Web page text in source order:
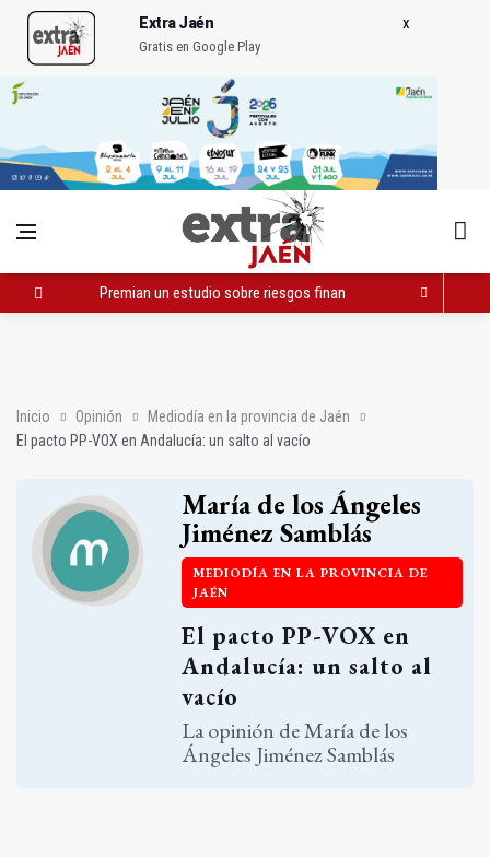
Extra Jaén
Gratis en Google Play
Premian un estudio sobre riesgos financieros en almazaras
Inicio Opinión
Mediodía en la provincia de Jaén
El pacto PP-VOX en Andalucía: un salto al vacío
María de los Ángeles
Jiménez Samblás
MEDIODÍA EN LA PROVINCIA DE
JAÉN
El pacto PP-VOX en
Andalucía: un salto al
vacío
La opinión de María de los
Ángeles Jiménez Samblás